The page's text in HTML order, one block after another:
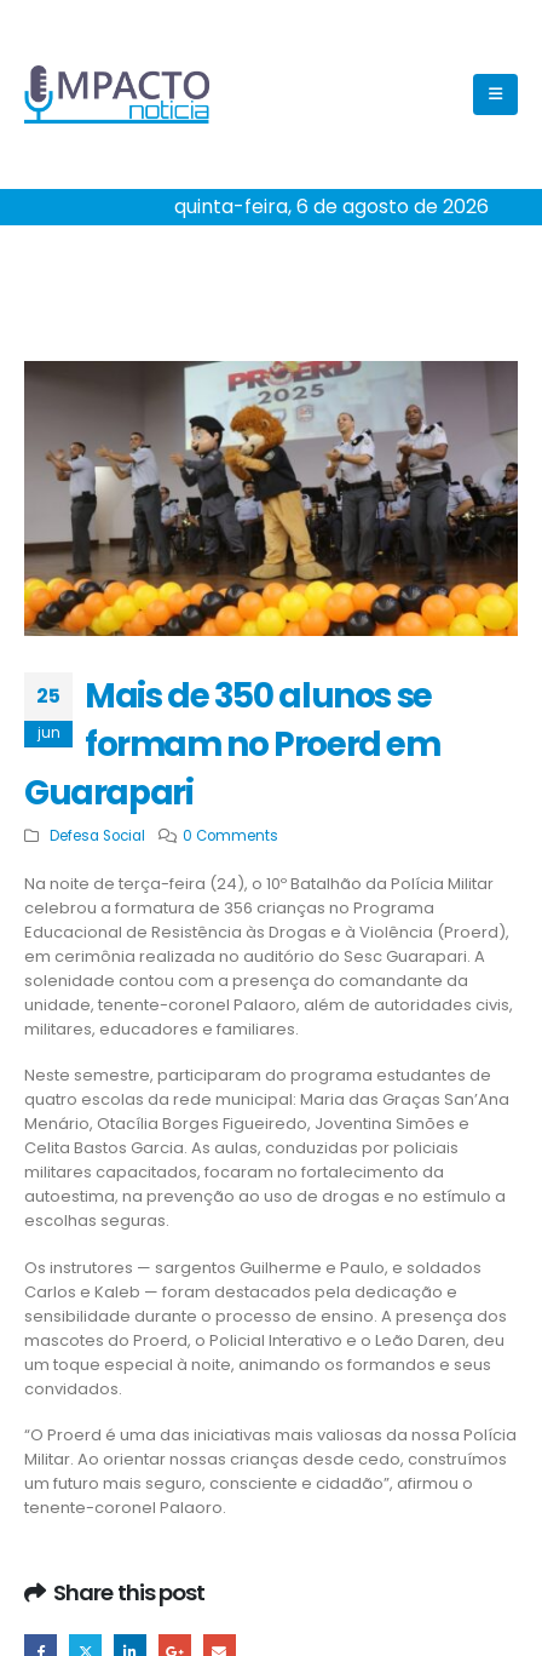
quinta-feira, 6 de agosto de 2026
25
jun
Mais de 350 alunos se
formam no Proerd em
Guarapari
Defesa Social 0 Comments
Na noite de terça-feira (24), o 10º Batalhão da Polícia Militar
celebrou a formatura de 356 crianças no Programa
Educacional de Resistência às Drogas e à Violência (Proerd),
em cerimônia realizada no auditório do Sesc Guarapari. A
solenidade contou com a presença do comandante da
unidade, tenente-coronel Palaoro, além de autoridades civis,
militares, educadores e familiares.
Neste semestre, participaram do programa estudantes de
quatro escolas da rede municipal: Maria das Graças San’Ana
Menário, Otacília Borges Figueiredo, Joventina Simões e
Celita Bastos Garcia. As aulas, conduzidas por policiais
militares capacitados, focaram no fortalecimento da
autoestima, na prevenção ao uso de drogas e no estímulo a
escolhas seguras.
Os instrutores — sargentos Guilherme e Paulo, e soldados
Carlos e Kaleb — foram destacados pela dedicação e
sensibilidade durante o processo de ensino. A presença dos
mascotes do Proerd, o Policial Interativo e o Leão Daren, deu
um toque especial à noite, animando os formandos e seus
convidados.
“O Proerd é uma das iniciativas mais valiosas da nossa Polícia
Militar. Ao orientar nossas crianças desde cedo, construímos
um futuro mais seguro, consciente e cidadão”, afirmou o
tenente-coronel Palaoro.
Share this post